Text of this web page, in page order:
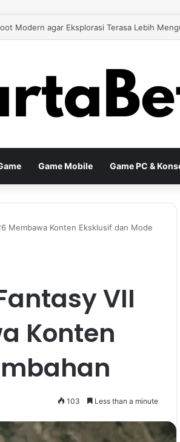
Modern untuk Pengalaman Sepak Bola
Game Mobile Game PC &
Membawa Konten Eksklusif dan Mode
VII
Konten
103 Less than a minute